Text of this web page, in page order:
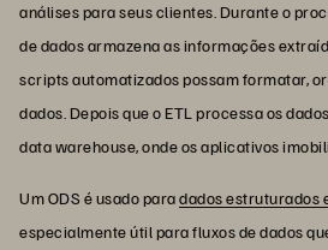
análises para seus clientes. Durante o
de dados armazena as informações
scripts automatizados possam formatar,
dados. Depois que o ETL processa os
data warehouse, onde os aplicativos
Um ODS é usado paradados estruturados
especialmente útil para fluxos de dados